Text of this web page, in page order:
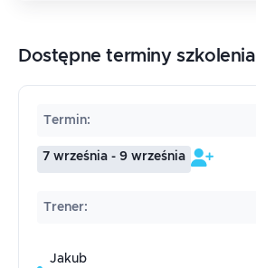
Dostępne terminy szkolenia
Termin:
7 września - 9 września
Trener:
Jakub